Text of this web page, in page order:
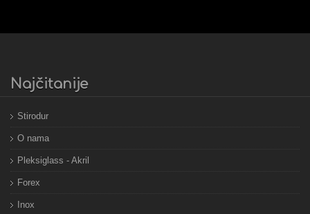
Najčitanije
Stirodur
O nama
Pleksiglass - Akril
Forex
Inox